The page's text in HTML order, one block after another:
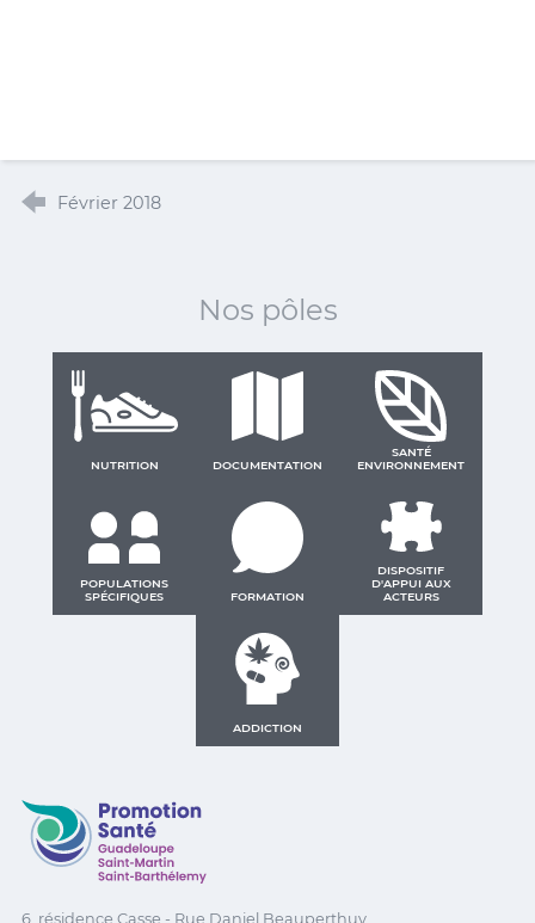
Février 2018
Nos pôles
NUTRITION DOCUMENTATION
SANTÉ
ENVIRONNEMENT
POPULATIONS
SPÉCIFIQUES
FORMATION
DISPOSITIF
D'APPUI AUX
ACTEURS
ADDICTION
Promotion Santé Guadeloupe, Saint-Martin, Saint
6, résidence Casse - Rue Daniel Beauperthuy